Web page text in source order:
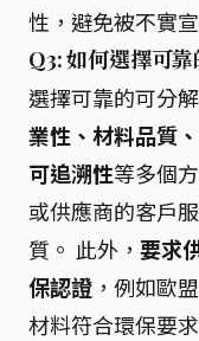
性，避免被不實
Q3: 如何選擇可
選擇可靠的可分
業性、材料品質
可追溯性等多個
或供應商的客戶
質。 此外， 要求
保認證 ，例如歐
材料符合環保要